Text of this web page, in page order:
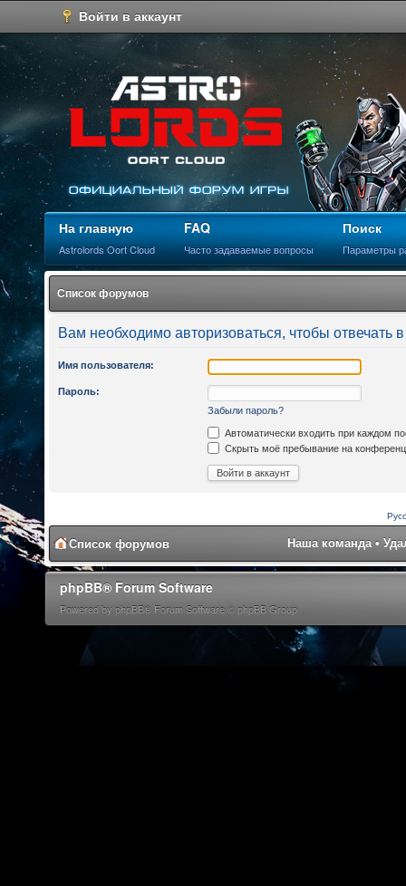
Войти в аккаунт
На главную
Astrolords Oort Cloud
FAQ
Часто задаваемые вопросы
Поиск
Параметры
Список форумов
Вам необходимо авторизоваться, чтобы отвечать
Имя пользователя:
Пароль:
Забыли пароль?
Автоматически входить при каждом
Скрыть моё пребывание на
Список форумов Наша команда•
phpBB® Forum Software
Powered by phpBB® Forum Software © phpBB Group